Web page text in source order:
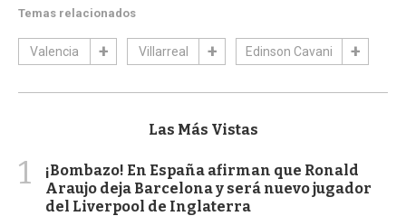
Temas relacionados
Valencia Villarreal Edinson Cavani
Las Más Vistas
1
¡Bombazo! En España afirman que Ronald
Araujo deja Barcelona y será nuevo jugador
del Liverpool de Inglaterra